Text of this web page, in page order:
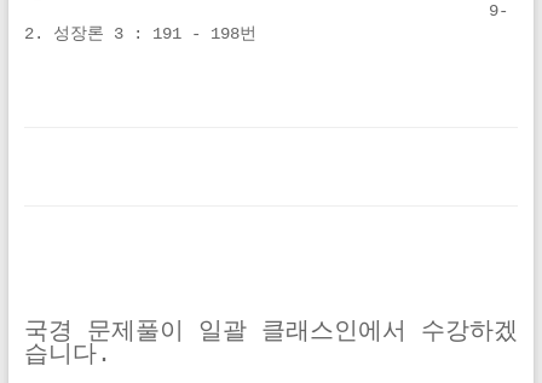
9-
2. 성장론 3 : 191 - 198번
국경 문제풀이 일괄 클래스인에서 수강하겠
습니다.